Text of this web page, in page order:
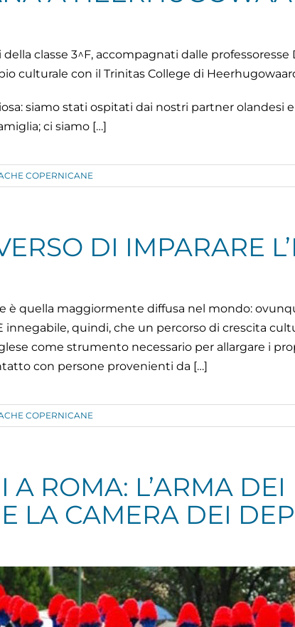
della classe 3^F, accompagnati dalle
culturale con il Trinitas College di
siamo stati ospitati dai nostri partner olandesi
ci siamo […]
COPERNICANE
DI IMPARARE
è quella maggiormente diffusa nel mondo:
innegabile, quindi, che un percorso di crescita
come strumento necessario per allargare i
con persone provenienti da […]
COPERNICANE
A ROMA: L’ARMA DEI
LA CAMERA DEI